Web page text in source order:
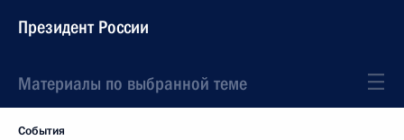
Президент России
Материалы по выбранной теме
События